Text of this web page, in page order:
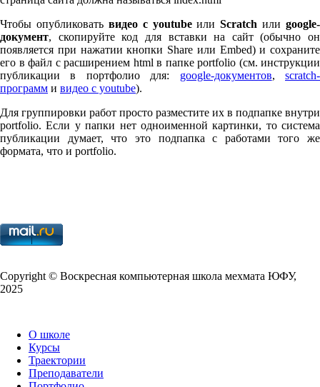
Чтобы опубликовать видео с youtubeилиScratch или google-
документ, скопируйте код для вставки на сайт (обычно он
появляется при нажатии кнопки Share или Embed) и сохраните
его в файл с расширением html в папке port­fo­lio (см. инструкции
публикации в портфолио для: google-документов,scratch-
программ и видео с youtube).
Для группировки работ просто разместите их в подпапке внутри
port­fo­lio. Если у папки нет одноименной картинки, то система
публикации думает, что это подпапка с работами того же
формата, что и port­fo­lio.
Copy­right © Воскресная компьютерная школа мехмата ЮФУ,
2025
О школе
Курсы
Траектории
Преподаватели